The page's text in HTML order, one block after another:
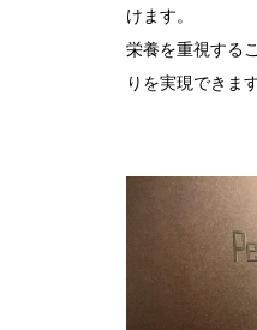
けます。
栄養を重視する
りを実現できます